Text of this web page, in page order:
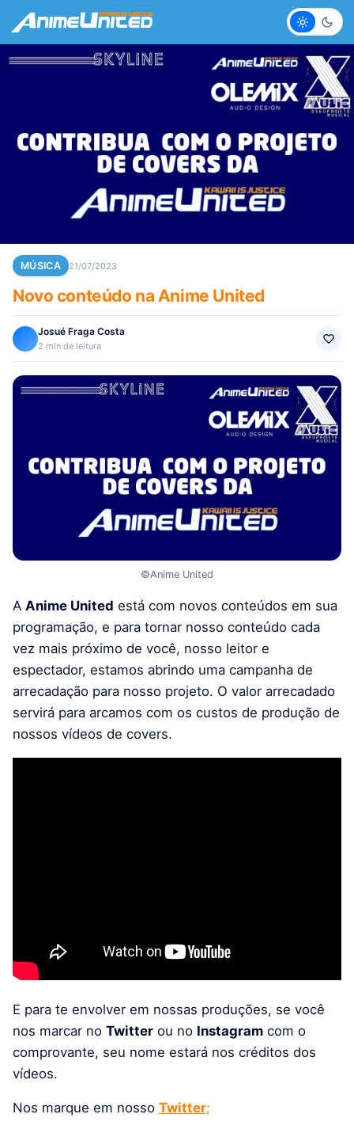
Claro
MÚSICA 21/07/2023
Novo conteúdo na Anime United
Josué Fraga Costa
2 min de leitura
©Anime United
A Anime United está com novos conteúdos em sua
programação, e para tornar nosso conteúdo cada
vez mais próximo de você, nosso leitor e
espectador, estamos abrindo uma campanha de
arrecadação para nosso projeto. O valor arrecadado
servirá para arcamos com os custos de produção de
nossos vídeos de covers.
E para te envolver em nossas produções, se você
nos marcar no Twitter ou no Instagram com o
comprovante, seu nome estará nos créditos dos
vídeos.
Nos marque em nosso Twitter;